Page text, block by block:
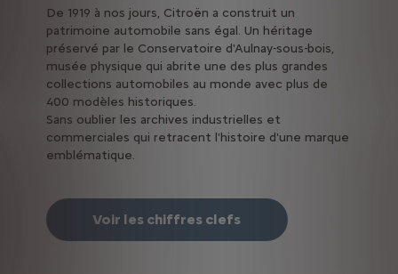
De 1919 à nos jours, Citroën a construit un
patrimoine automobile sans égal. Un héritage
préservé par le Conservatoire d'Aulnay-sous-bois,
musée physique qui abrite une des plus grandes
collections automobiles au monde avec plus de
400 modèles historiques.
Sans oublier les archives industrielles et
commerciales qui retracent l'histoire d'une marque
emblématique.
Voir les chiffres clefs